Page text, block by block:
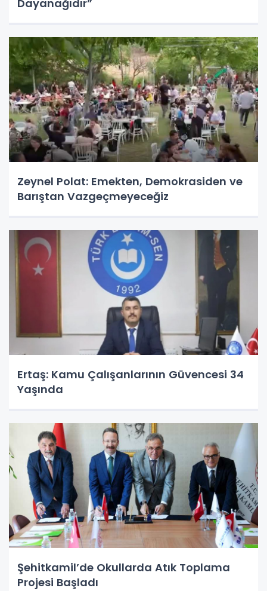
Dayanağıdır”
Zeynel Polat: Emekten, Demokrasiden ve
Barıştan Vazgeçmeyeceğiz
Ertaş: Kamu Çalışanlarının Güvencesi 34
Yaşında
Şehitkamil’de Okullarda Atık Toplama
Projesi Başladı